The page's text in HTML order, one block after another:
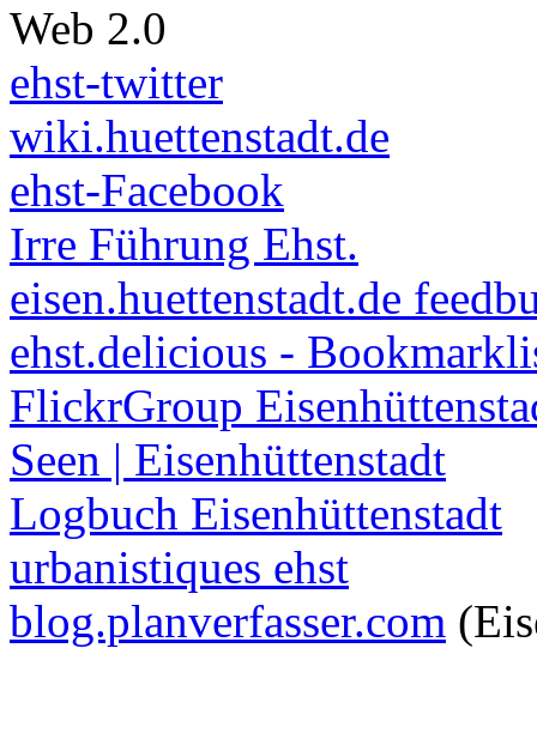
Web 2.0
ehst-twitter
wiki.huettenstadt.de
ehst-Facebook
Irre Führung Ehst.
eisen.huettenstadt.de
ehst.delicious -
FlickrGroup
Seen | Eisenhüttenstadt
Logbuch Eisenhüttenstadt
urbanistiques ehst
blog.planverfasser.com